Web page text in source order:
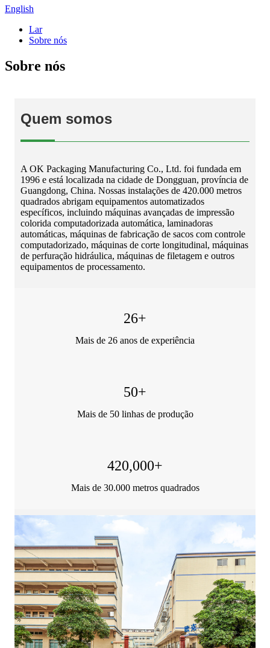
English
Lar
Sobre nós
Sobre nós
Quem somos
A OK Packaging Manufacturing Co., Ltd. foi fundada em
1996 e está localizada na cidade de Dongguan, província de
Guangdong, China. Nossas instalações de 420.000 metros
quadrados abrigam equipamentos automatizados
específicos, incluindo máquinas avançadas de impressão
colorida computadorizada automática, laminadoras
automáticas, máquinas de fabricação de sacos com controle
computadorizado, máquinas de corte longitudinal, máquinas
de perfuração hidráulica, máquinas de filetagem e outros
equipamentos de processamento.
26+
Mais de 26 anos de experiência
50+
Mais de 50 linhas de produção
420,000+
Mais de 30.000 metros quadrados